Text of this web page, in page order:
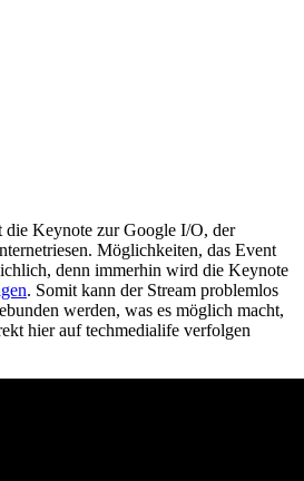
die Keynote zur Google I/O, der
Möglichkeiten, das Event
denn immerhin wird die Keynote
. Somit kann der Stream problemlos
werden, was es möglich macht,
hier auf techmedialife verfolgen